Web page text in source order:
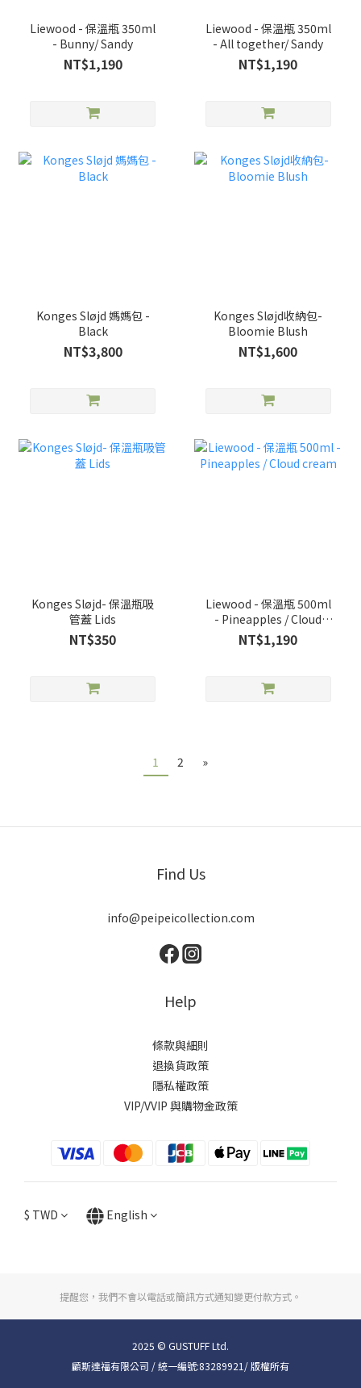
Liewood - 保溫瓶 350ml
- Bunny/ Sandy
NT$1,190
Liewood - 保溫瓶 350ml
- All together/ Sandy
NT$1,190
Konges Sløjd 媽媽包 -
Black
NT$3,800
Konges Sløjd收納包-
Bloomie Blush
NT$1,600
Konges Sløjd- 保溫瓶吸
管蓋 Lids
NT$350
Liewood - 保溫瓶 500ml
- Pineapples / Cloud
cream
NT$1,190
1 2 »
Find Us
info@peipeicollection.com
Help
條款與細則
退換貨政策
隱私權政策
VIP/VVIP 與購物金政策
$ TWD English
提醒您，我們不會以電話或簡訊方式通知變更付款方式。
2025 © GUSTUFF Ltd.
顧斯達福有限公司 / 統一編號:83289921/ 版權所有